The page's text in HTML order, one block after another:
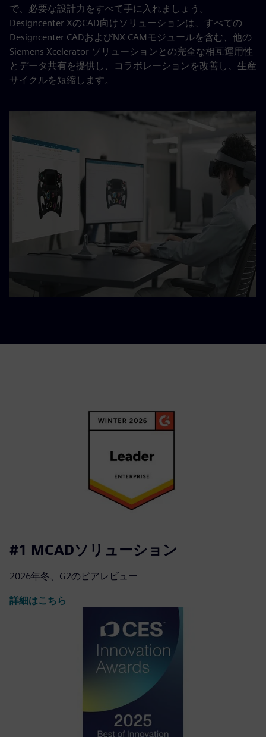
で、必要な設計力をすべて手に入れましょう。
Designcenter XのCAD向けソリューションは、すべての
Designcenter CADおよびNX CAMモジュールを含む、他の
Siemens Xcelerator ソリューションとの完全な相互運用性
とデータ共有を提供し、コラボレーションを改善し、生産
サイクルを短縮します。
#1 MCADソリューション
2026年冬、G2のピアレビュー
詳細はこちら